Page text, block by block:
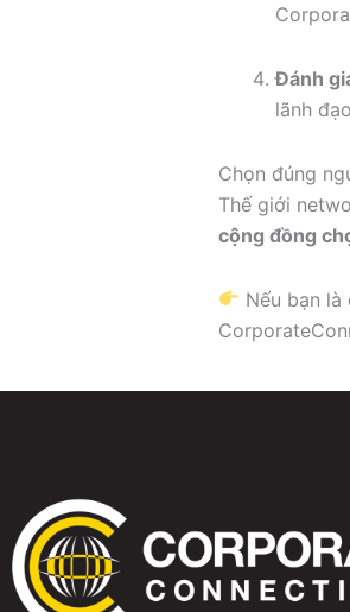
Đánh
lãnh
Chọn đúng
Thế giới
cộng đồng
Nếu bạn là